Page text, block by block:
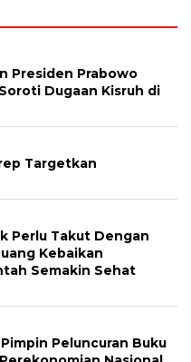
Presiden Prabowo
Dugaan Kisruh di
Targetkan
Perlu Takut Dengan
Kebaikan
Semakin Sehat
Peluncuran Buku